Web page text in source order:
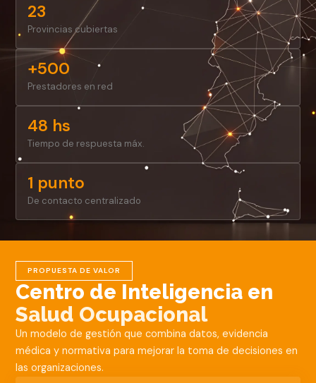
23
Provincias cubiertas
+500
Prestadores en red
48 hs
Tiempo de respuesta máx.
1 punto
De contacto centralizado
PROPUESTA DE VALOR
Centro de Inteligencia en
Salud Ocupacional
Un modelo de gestión que combina datos, evidencia
médica y normativa para mejorar la toma de decisiones en
las organizaciones.